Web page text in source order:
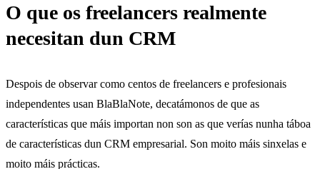
O que os freelancers realmente
necesitan dun CRM
Despois de observar como centos de freelancers e profesionais
independentes usan BlaBlaNote, decatámonos de que as
características que máis importan non son as que verías nunha táboa
de características dun CRM empresarial. Son moito máis sinxelas e
moito máis prácticas.